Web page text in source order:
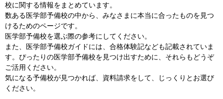
校に関する情報をまとめています。
数ある医学部予備校の中から、みなさまに本当に合ったものを見つ
けるためのページです。
医学部予備校を選ぶ際の参考にしてください。
また、医学部予備校ガイドには、合格体験記なども記載されていま
す。ぴったりの医学部予備校を見つけ出すために、それらもどうぞ
ご活用ください。
気になる予備校が見つかれば、資料請求をして、じっくりとお選び
ください。